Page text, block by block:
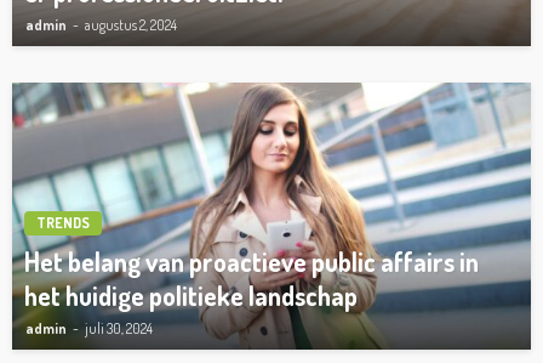
admin augustus 2, 2024
TRENDS
Het belang van proactieve public affairs in
het huidige politieke landschap
admin juli 30, 2024